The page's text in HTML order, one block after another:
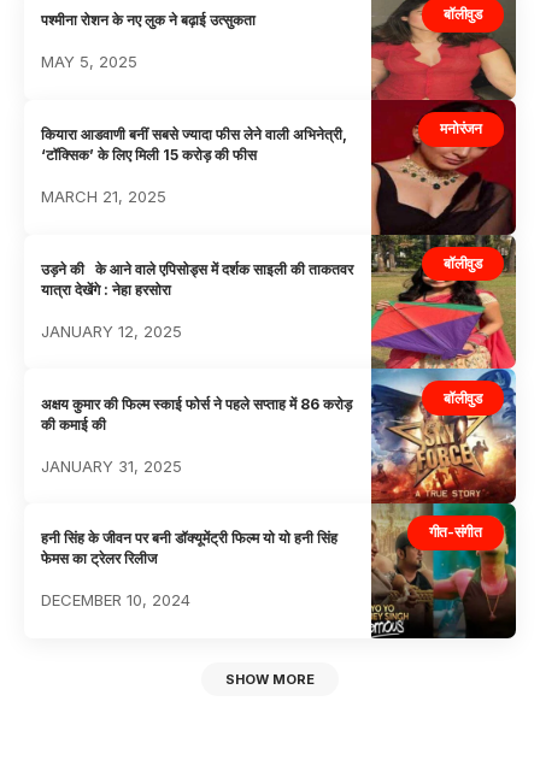
बॉलीवुड
पश्मीना रोशन के नए लुक ने बढ़ाई उत्सुकता
MAY 5, 2025
मनोरंजन
कियारा आडवाणी बनीं सबसे ज्यादा फीस लेने वाली अभिनेत्री,
‘टॉक्सिक’ के लिए मिली 15 करोड़ की फीस
MARCH 21, 2025
बॉलीवुड
उड़ने की के आने वाले एपिसोड्स में दर्शक साइली की ताकतवर
यात्रा देखेंगे : नेहा हरसोरा
JANUARY 12, 2025
बॉलीवुड
अक्षय कुमार की फिल्म स्काई फोर्स ने पहले सप्ताह में 86 करोड़
की कमाई की
JANUARY 31, 2025
गीत-संगीत
हनी सिंह के जीवन पर बनी डॉक्यूमेंट्री फिल्म यो यो हनी सिंह
फेमस का ट्रेलर रिलीज
DECEMBER 10, 2024
SHOW MORE